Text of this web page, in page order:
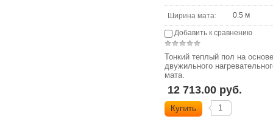
Ширина мата: 0.5 м
Добавить к сравнению
Тонкий теплый пол на основе
двужильного
мата.
12 713.00 руб.
Купить